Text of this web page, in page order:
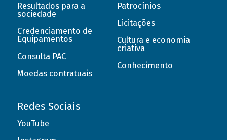
Resultados para a
sociedade
Credenciamento de
Equipamentos
Consulta PAC
Moedas contratuais
Patrocínios
Licitações
Cultura e economia
criativa
Conhecimento
Redes Sociais
YouTube